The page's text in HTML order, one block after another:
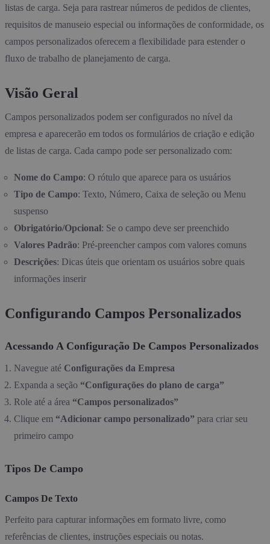
listas de carga. Seja para rastrear números de pedidos de clientes,
requisitos de manuseio especial ou informações de conformidade, os
campos personalizados oferecem a flexibilidade para estender o
fluxo de trabalho de planejamento de carga.
Visão Geral
Campos personalizados podem ser configurados no nível da
empresa e aparecerão em todos os formulários de criação e edição
de listas de carga. Cada campo pode ser personalizado com:
Nome do Campo: O rótulo que aparece para os usuários
Tipo de Campo: Texto, Número, Caixa de seleção ou Menu
suspenso
Obrigatório/Opcional: Se o campo deve ser preenchido
Valores Padrão: Pré-preencher campos com valores comuns
Descrições: Dicas úteis que orientam os usuários sobre quais
informações inserir
Configurando Campos Personalizados
Acessando A Configuração De Campos Personalizados
Navegue até Configurações da Empresa
Expanda a seção “Configurações do plano de carga”
Role até a área “Campos personalizados”
Clique em “Adicionar campo personalizado” para criar seu
primeiro campo
Tipos De Campo
Campos De Texto
Perfeito para capturar informações em formato livre, como
referências de clientes, instruções especiais ou notas.